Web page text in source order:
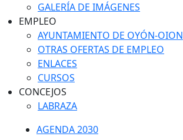
GALERÍA DE IMÁGENES
EMPLEO
AYUNTAMIENTO DE OYÓN-OION
OTRAS OFERTAS DE EMPLEO
ENLACES
CURSOS
CONCEJOS
LABRAZA
AGENDA 2030